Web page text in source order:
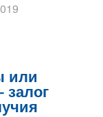
или
залог